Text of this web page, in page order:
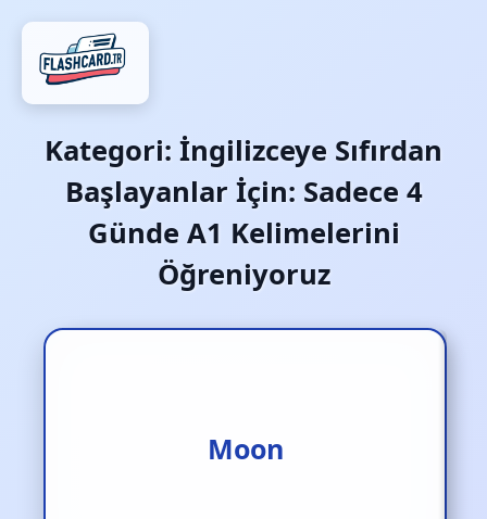
Kategori: İngilizceye Sıfırdan
Başlayanlar İçin: Sadece 4
Günde A1 Kelimelerini
Öğreniyoruz
Moon
Ay